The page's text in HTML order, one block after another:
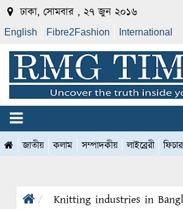
ঢাকা, সোমবার , ২৭ জুন ২০১৬
English Fibre2Fashion International
জাতীয় কলাম সম্পাদকীয় লাইব্রেরী ফিচার
Knitting industries in